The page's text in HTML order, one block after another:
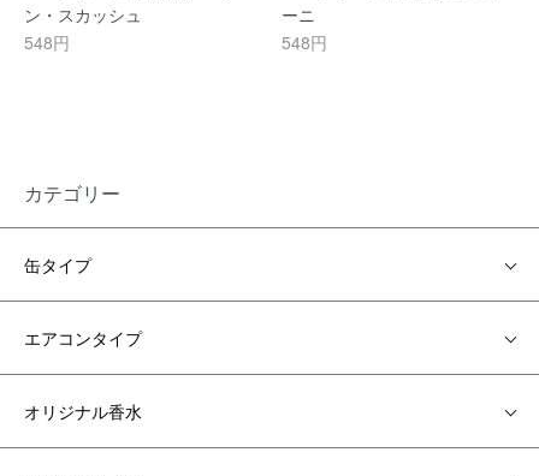
ン・スカッシュ
548円
ーニ
548円
カテゴリー
缶タイプ
エアコンタイプ
オリジナル香水